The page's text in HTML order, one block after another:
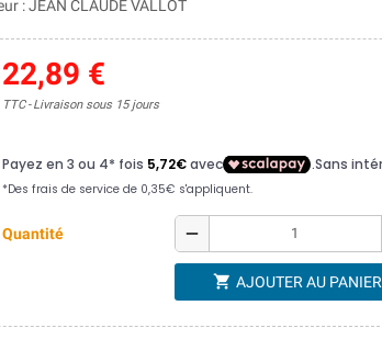
: JEAN CLAUDE VALLOT
22,89 €
TTC Livraison sous 15 jours
Quantité remove
shopping_cart AJOUTER AU PANIER